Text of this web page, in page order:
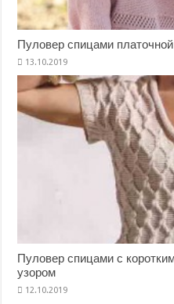
Пуловер спицами
Пуловер спицами с
узором